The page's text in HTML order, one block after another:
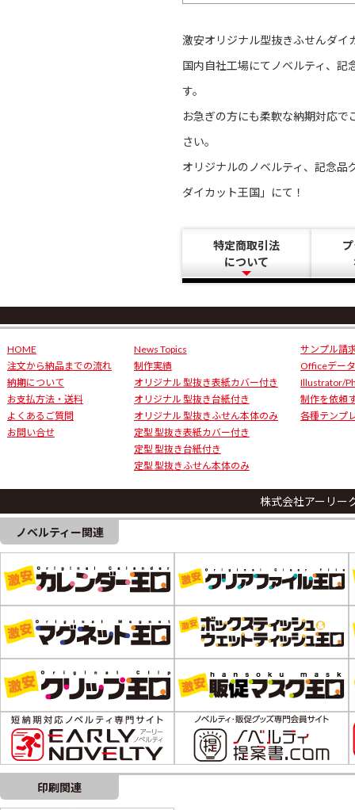
激安オリジナル型抜きふせんダイ
国内自社工場にてノベルティ、記
す。
お急ぎの方にも柔軟な納期対応
さい。
オリジナルのノベルティ、記念
ダイカット王国」にて！
特定商取引法
について
HOME
注文から納品までの流れ
納期について
お支払方法・送料
よくあるご質問
お問い合せ
News Topics
制作実績
オリジナル 型抜き表紙カバー付き
オリジナル 型抜き台紙付き
オリジナル 型抜きふせん本体のみ
定型 型抜き表紙カバー付き
定型 型抜き台紙付き
定型 型抜きふせん本体のみ
サンプル請
Officeデー
Illustrator/
制作を依頼
各種テンプ
株式会社アーリ
ノベルティー関連
印刷関連